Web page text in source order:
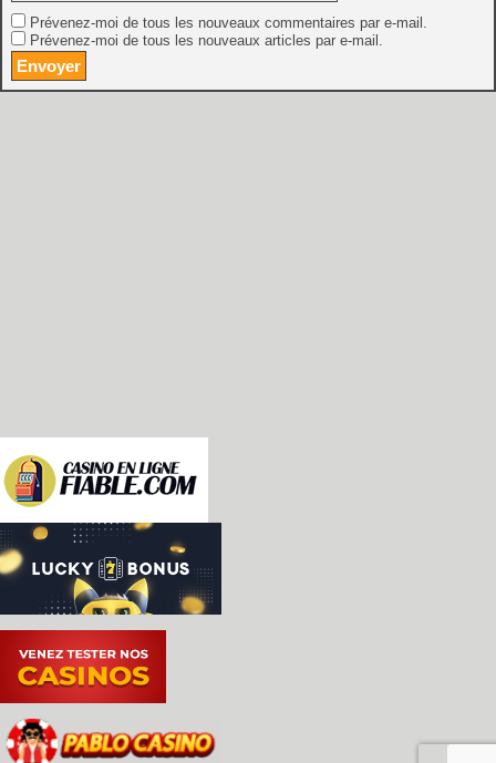
Prévenez-moi de tous les nouveaux commentaires par e-mail.
Prévenez-moi de tous les nouveaux articles par e-mail.